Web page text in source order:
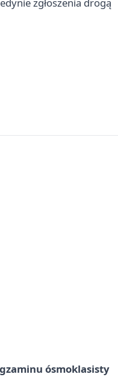
ósmoklasisty